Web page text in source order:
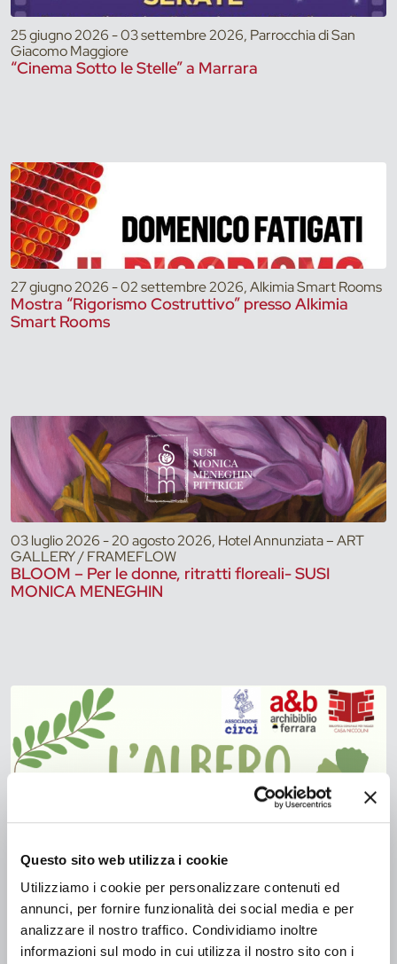
Questo sito web utilizza i cookie
Utilizziamo i cookie per personalizzare contenuti ed
annunci, per fornire funzionalità dei social media e per
analizzare il nostro traffico. Condividiamo inoltre
informazioni sul modo in cui utilizza il nostro sito con i
25 giugno 2026 - 03 settembre 2026, Parrocchia di San
Giacomo Maggiore
“Cinema Sotto le Stelle” a Marrara
27 giugno 2026 - 02 settembre 2026, Alkimia Smart Rooms
Mostra “Rigorismo Costruttivo” presso Alkimia
Smart Rooms
03 luglio 2026 - 20 agosto 2026, Hotel Annunziata – ART
GALLERY / FRAMEFLOW
BLOOM – Per le donne, ritratti floreali- SUSI
MONICA MENEGHIN
04 luglio 2026 - 29 agosto 2026, Biblioteca Casa Niccolini
L’Albero delle storie 2026 – Biblioteca Casa Niccolini
1 2